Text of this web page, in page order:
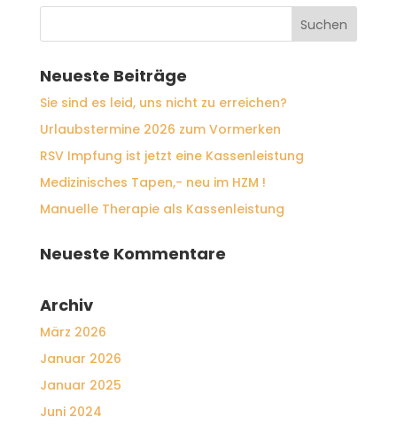
Neueste Beiträge
Sie sind es leid, uns nicht zu erreichen?
Urlaubstermine 2026 zum Vormerken
RSV Impfung ist jetzt eine Kassenleistung
Medizinisches Tapen,- neu im HZM !
Manuelle Therapie als Kassenleistung
Neueste Kommentare
Archiv
März 2026
Januar 2026
Januar 2025
Juni 2024